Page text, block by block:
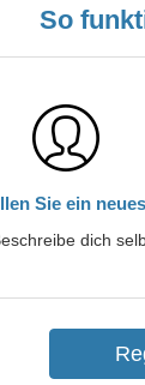
So
Sie ein
dich